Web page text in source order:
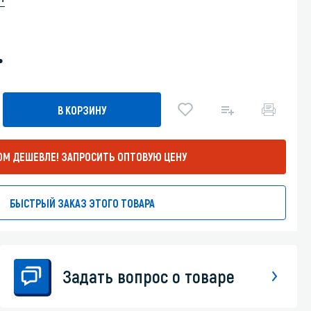
В КОРЗИНУ
ДЕШЕВЛЕ! ЗАПРОСИТЬ ОПТОВУЮ ЦЕНУ
БЫСТРЫЙ ЗАКАЗ ЭТОГО ТОВАРА
Задать вопрос о товаре